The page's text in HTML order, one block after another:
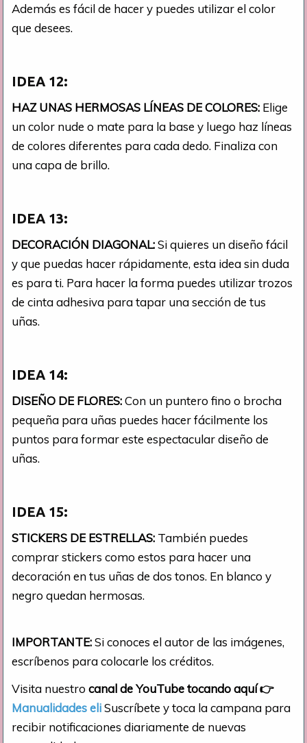
Además es fácil de hacer y puedes utilizar el color
que desees.
IDEA 12:
HAZ UNAS HERMOSAS LÍNEAS DE COLORES: Elige
un color nude o mate para la base y luego haz líneas
de colores diferentes para cada dedo. Finaliza con
una capa de brillo.
IDEA 13:
DECORACIÓN DIAGONAL:Si quieres un diseño fácil
y que puedas hacer rápidamente, esta idea sin duda
es para ti. Para hacer la forma puedes utilizar trozos
de cinta adhesiva para tapar una sección de tus
uñas.
IDEA 14:
DISEÑO DE FLORES:Con un puntero fino o brocha
pequeña para uñas puedes hacer fácilmente los
puntos para formar este espectacular diseño de
uñas.
IDEA 15:
STICKERS DE ESTRELLAS: También puedes
comprar stickers como estos para hacer una
decoración en tus uñas de dos tonos. En blanco y
negro quedan hermosas.
IMPORTANTE:Si conoces el autor de las imágenes,
escríbenos para colocarle los créditos.
Visita nuestrocanal de YouTube tocando aquí👉
Manualidades eliSuscríbete y toca la campana para
recibir notificaciones diariamente de nuevas